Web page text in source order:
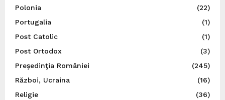
Polonia
(22)
Portugalia
(1)
Post Catolic
(1)
Post Ortodox
(3)
Preşedinţia României
(245)
Război, Ucraina
(16)
Religie
(36)